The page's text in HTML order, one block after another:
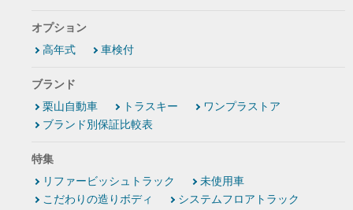
オプション
高年式
車検付
ブランド
栗山自動車
トラスキー
ワンプラストア
ブランド別保証比較表
特集
リファービッシュトラック
未使用車
こだわりの造りボディ
システムフロアトラック